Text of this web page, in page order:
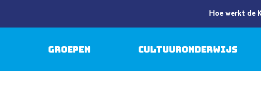
Hoe werkt de
Groepen Cultuuronderwijs